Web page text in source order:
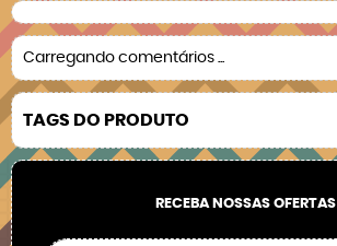
Carregando comentários ...
TAGS DO PRODUTO
RECEBA NOSSAS OFERTAS